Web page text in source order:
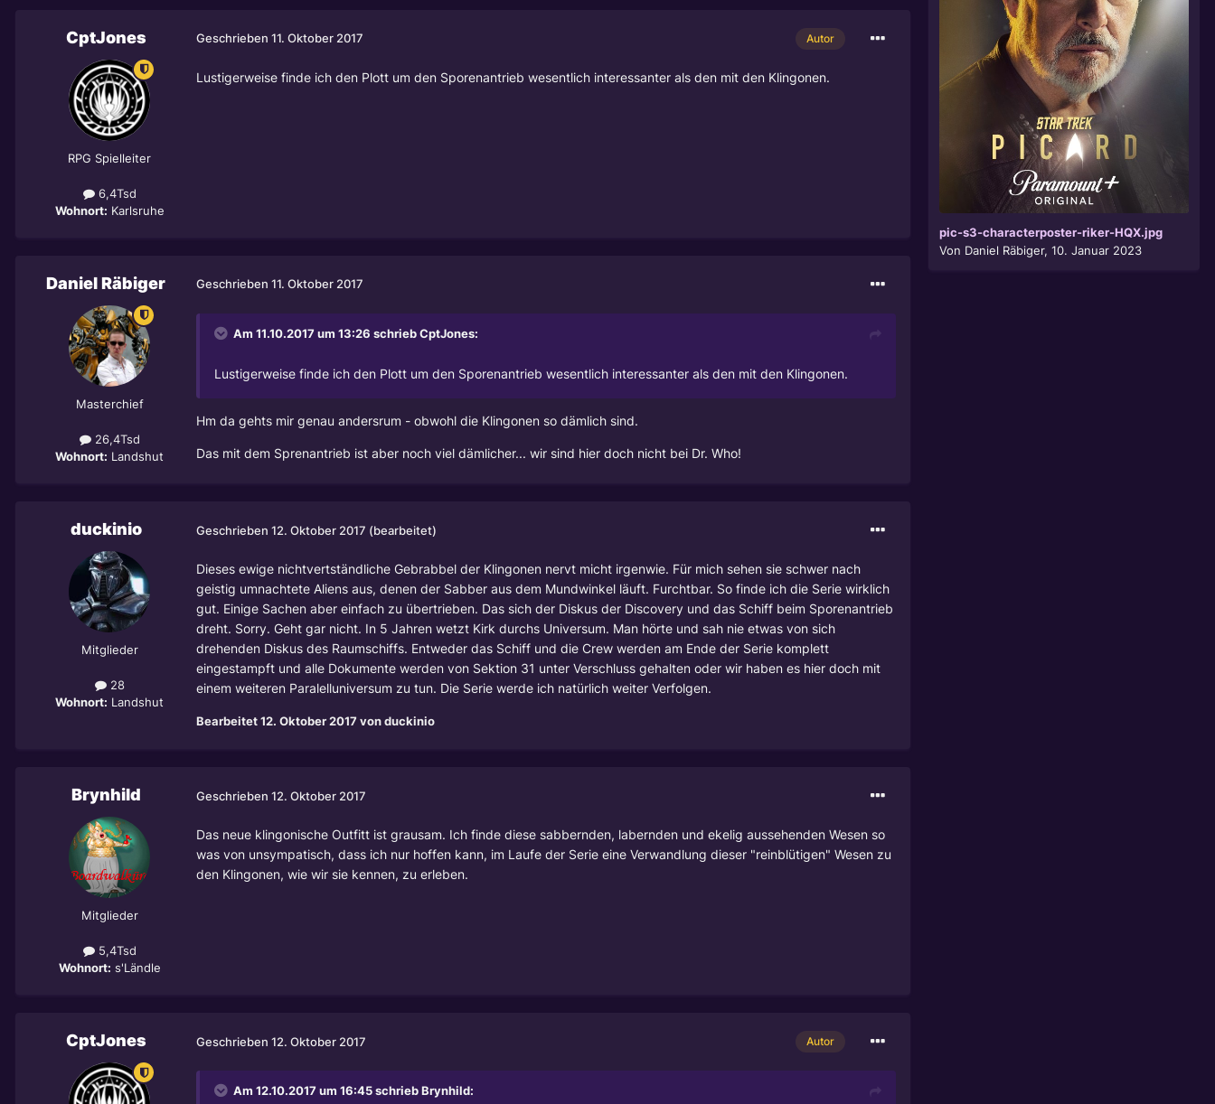
CptJones
RPG Spielleiter
6,4Tsd
Wohnort: Karlsruhe
Autor
Geschrieben 11. Oktober 2017
Lustigerweise finde ich den Plott um den Sporenantrieb wesentlich interessanter als den mit den Klingonen.
Daniel Räbiger
Masterchief
26,4Tsd
Wohnort: Landshut
Geschrieben 11. Oktober 2017
Am 11.10.2017 um 13:26 schriebCptJones:
Lustigerweise finde ich den Plott um den Sporenantrieb wesentlich interessanter als den mit den Klingonen.
Hm da gehts mir genau andersrum - obwohl die Klingonen so dämlich sind.
Das mit dem Sprenantrieb ist aber noch viel dämlicher... wir sind hier doch nicht bei Dr. Who!
duckinio
Mitglieder
28
Wohnort: Landshut
Geschrieben 12. Oktober 2017 (bearbeitet)
Dieses ewige nichtvertständliche Gebrabbel der Klingonen nervt micht irgenwie. Für mich sehen sie schwer nach
geistig umnachtete Aliens aus, denen der Sabber aus dem Mundwinkel läuft. Furchtbar. So finde ich die Serie wirklich
gut. Einige Sachen aber einfach zu übertrieben. Das sich der Diskus der Discovery und das Schiff beim Sporenantrieb
dreht. Sorry. Geht gar nicht. In 5 Jahren wetzt Kirk durchs Universum. Man hörte und sah nie etwas von sich
drehenden Diskus des Raumschiffs. Entweder das Schiff und die Crew werden am Ende der Serie komplett
eingestampft und alle Dokumente werden von Sektion 31 unter Verschluss gehalten oder wir haben es hier doch mit
einem weiteren Paralelluniversum zu tun. Die Serie werde ich natürlich weiter Verfolgen.
Bearbeitet12. Oktober 2017von duckinio
Brynhild
Mitglieder
5,4Tsd
Wohnort: s'Ländle
Geschrieben 12. Oktober 2017
Das neue klingonische Outfitt ist grausam. Ich finde diese sabbernden, labernden und ekelig aussehenden Wesen so
was von unsympatisch, dass ich nur hoffen kann, im Laufe der Serie eine Verwandlung dieser "reinblütigen" Wesen zu
den Klingonen, wie wir sie kennen, zu erleben.
CptJones Autor
Geschrieben 12. Oktober 2017
Am 12.10.2017 um 16:45 schriebBrynhild:
pic-s3-characterposter-riker-HQX.jpg
Von Daniel Räbiger, 10. Januar 2023